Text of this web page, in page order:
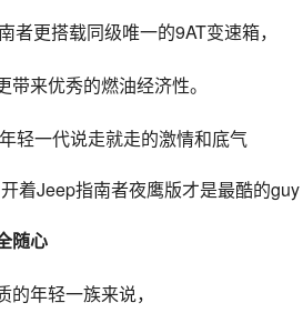
者更搭载同级唯一的9AT变速箱，
来优秀的燃油经济性。
轻一代说走就走的激情和底气
随心
年轻一族来说，